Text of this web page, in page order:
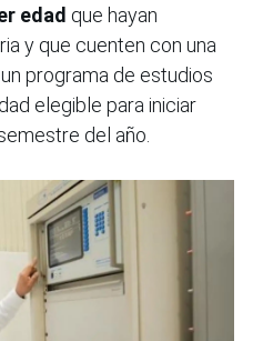
edad que hayan
y que cuenten con una
programa de estudios
elegible para iniciar
del año.